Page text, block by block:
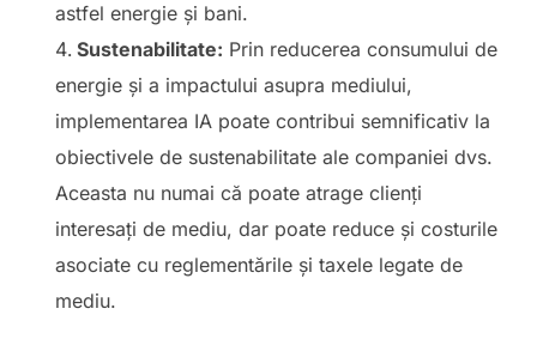
astfel energie și bani.
Sustenabilitate: Prin reducerea consumului de
energie și a impactului asupra mediului,
implementarea IA poate contribui semnificativ la
obiectivele de sustenabilitate ale companiei dvs.
Aceasta nu numai că poate atrage clienți
interesați de mediu, dar poate reduce și costurile
asociate cu reglementările și taxele legate de
mediu.